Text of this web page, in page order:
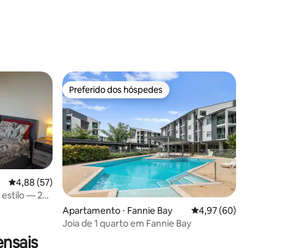
4,88 de uma avaliação média de 5, 57 avaliações
4,88 (57)
estilo — 2
Preferido dos hóspedes
Preferido dos hóspedes
Apartamento ⋅ Fannie Bay 4,97 de uma
4,97 (60)
Joia de 1 quarto em Fannie Bay